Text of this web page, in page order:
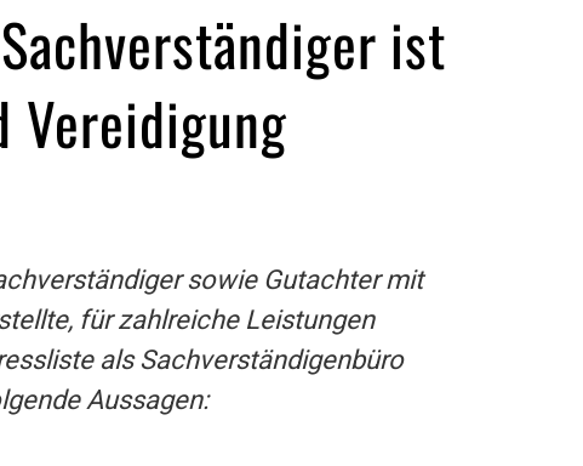
ist
sowie Gutachter mit
für zahlreiche Leistungen
als Sachverständigenbüro
Aussagen: